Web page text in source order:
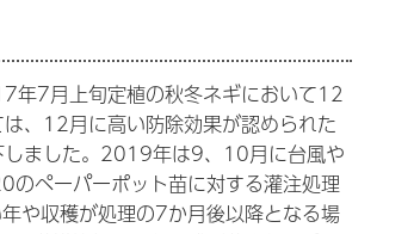
年7月上旬定植の秋冬ネギにおいて12
、12月に高い防除効果が認められた
ました。2019年は9、10月に台風や
のペーパーポット苗に対する灌注処理
や収穫が処理の7か月後以降となる場